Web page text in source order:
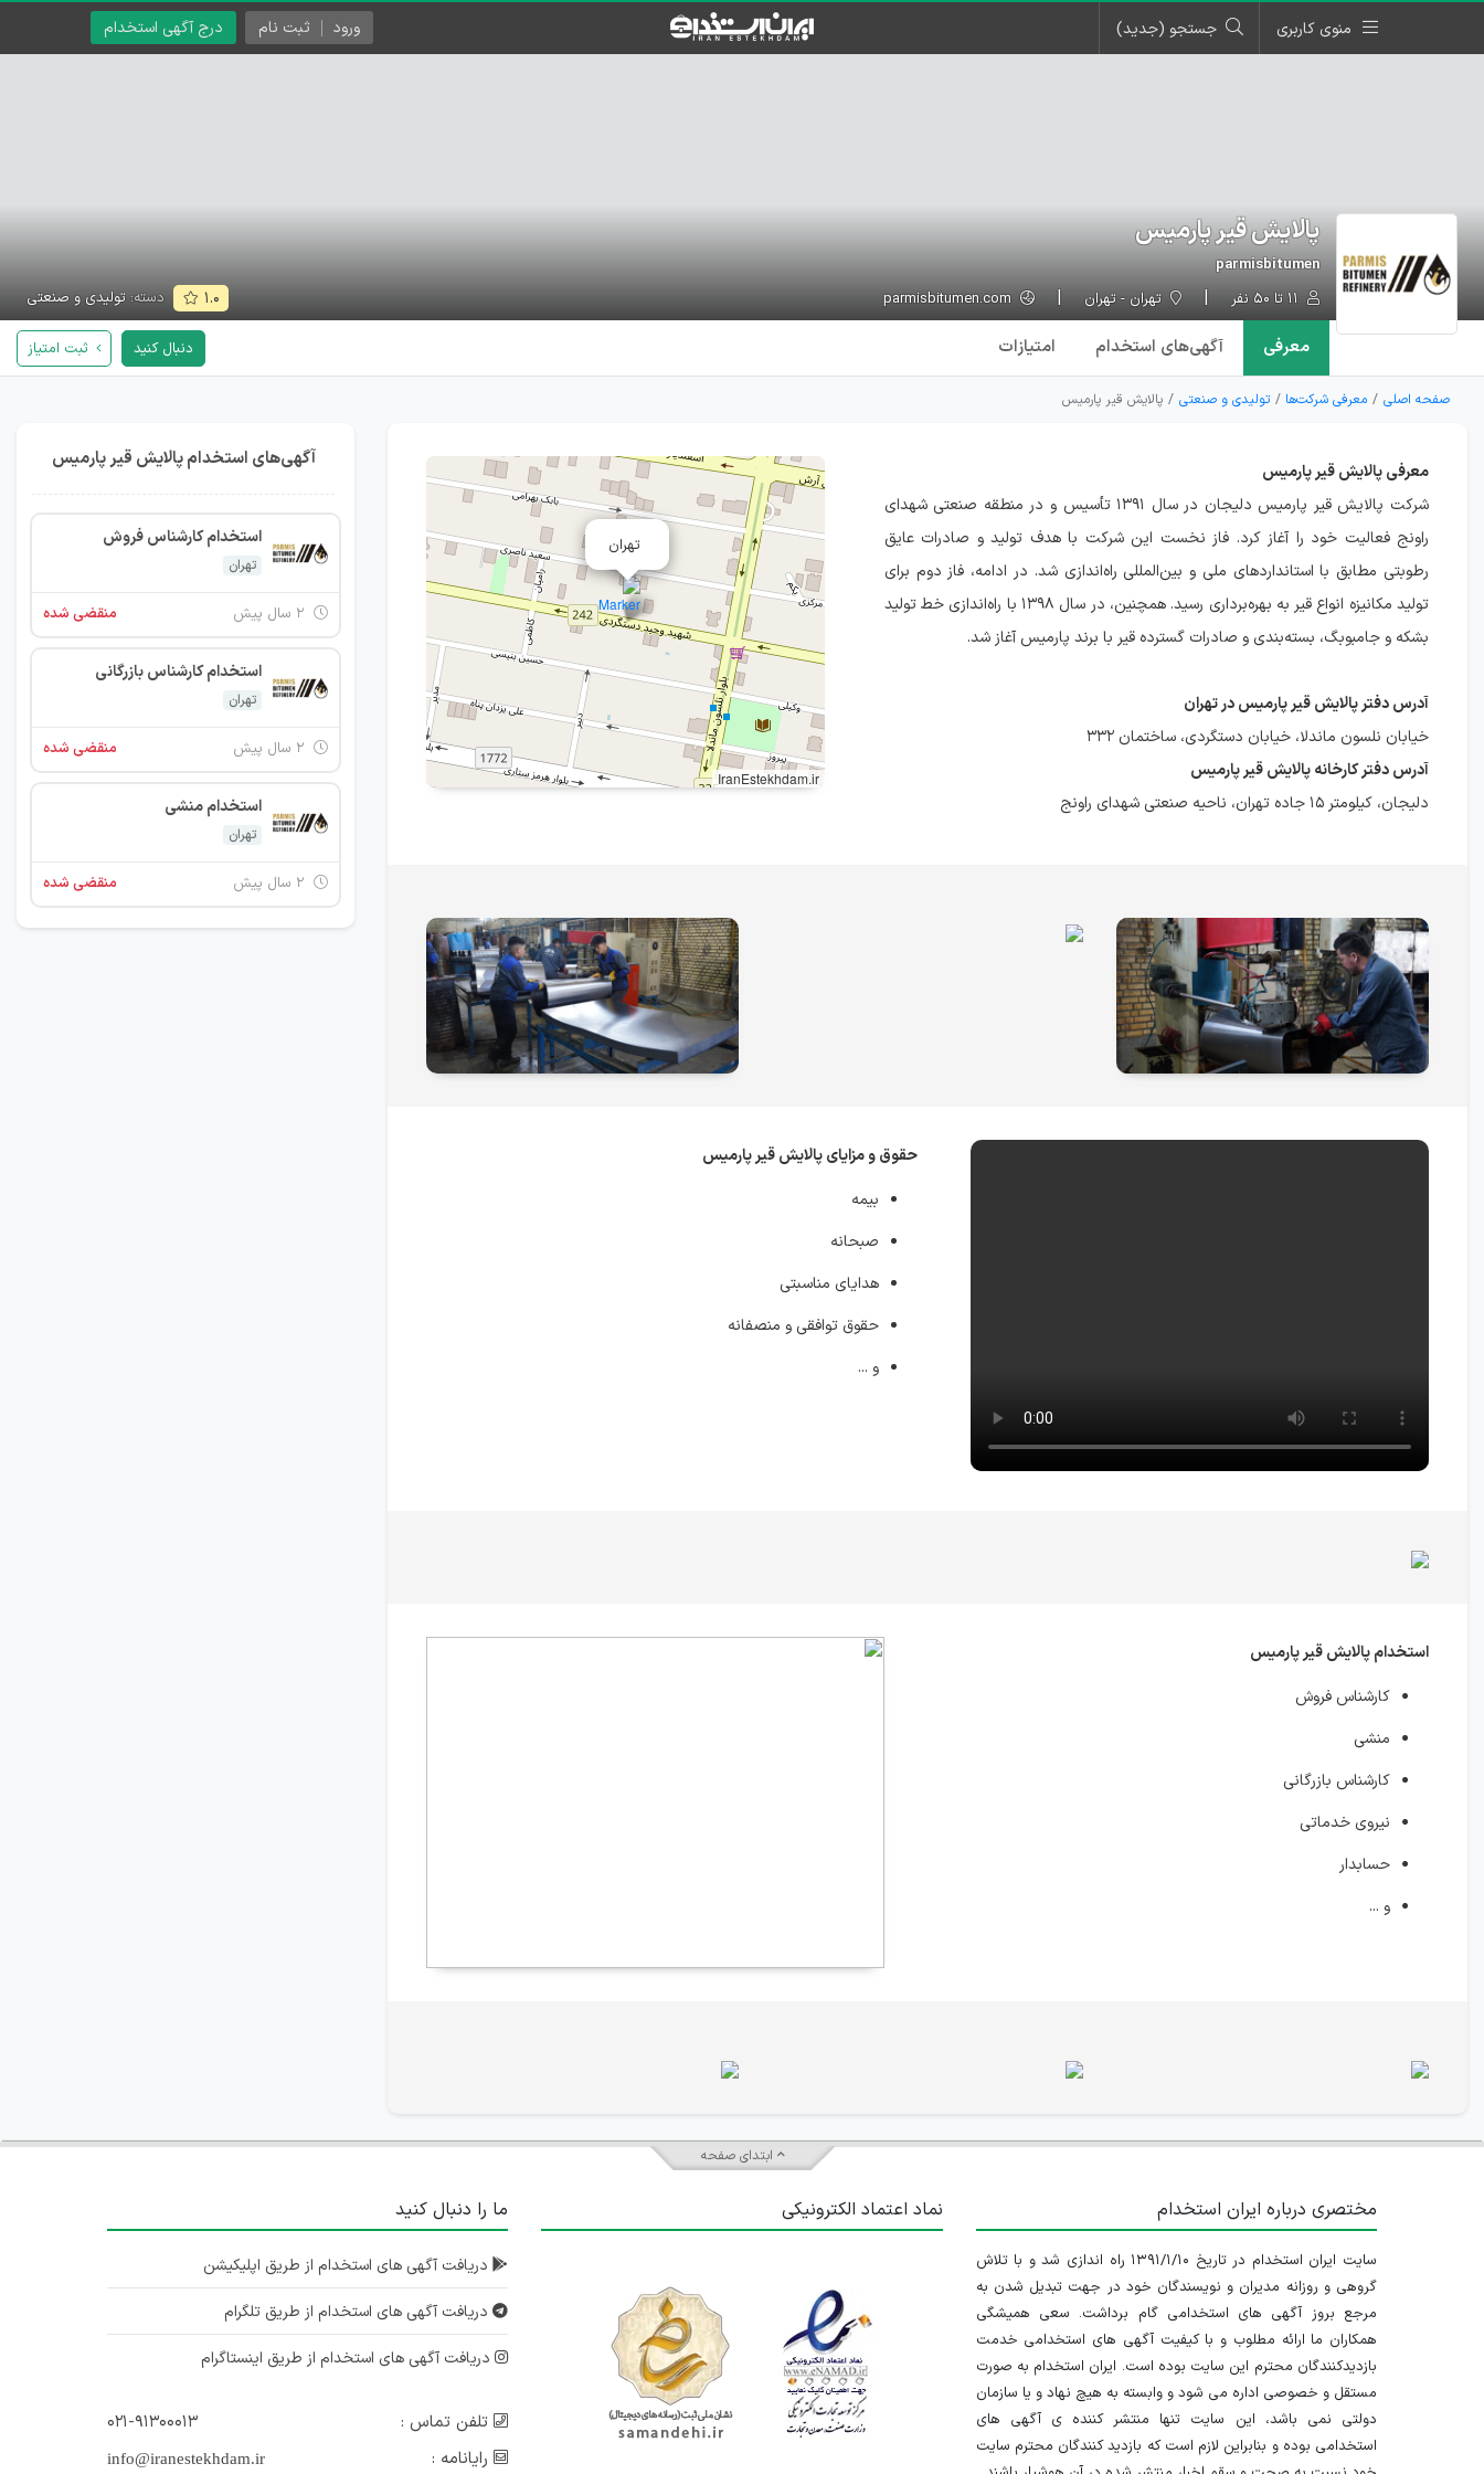
منوی کاربری جستجو (جدید) درج آگهی استخدام ورود ثبت نام
پالایش قیر پارمیس
parmisbitumen
تهران - تهران ۱.۰ دسته: تولیدی و صنعتی
معرفی آگهی‌های استخدام امتیازات دنبال کنید ثبت امتیاز
صفحه اصلی معرفی شرکت‌ها تولیدی و صنعتی پالایش قیر پارمیس
معرفی پالایش قیر پارمیس
شرکت پالایش قیر پارمیس دلیجان در سال ۱۳۹۱ تأسیس و در منطقه صنعتی شهدای
راونج فعالیت خود را آغاز کرد. فاز نخست این شرکت با هدف تولید و صادرات عایق
رطوبتی مطابق با استانداردهای ملی و بین‌المللی راه‌اندازی شد. در ادامه، فاز دوم برای
تولید مکانیزه انواع قیر به بهره‌برداری رسید. همچنین، در سال ۱۳۹۸ با راه‌اندازی خط تولید
بشکه و جامبوبگ، بسته‌بندی و صادرات گسترده قیر با برند پارمیس آغاز شد.
آدرس دفتر پالایش قیر پارمیس در تهران
خیابان نلسون ماندلا، خیابان دستگردی، ساختمان ۳۳۲
آدرس دفتر کارخانه پالایش قیر پارمیس
دلیجان، کیلومتر ۱۵ جاده تهران، ناحیه صنعتی شهدای راونج
تهران
IranEstekhdam.ir
حقوق و مزایای پالایش قیر پارمیس
بیمه
صبحانه
هدایای مناسبتی
حقوق توافقی و منصفانه
و ...
استخدام پالایش قیر پارمیس
کارشناس فروش
منشی
کارشناس بازرگانی
نیروی خدماتی
حسابدار
و ...
آگهی‌های استخدام پالایش قیر پارمیس
استخدام کارشناس فروش
تهران
منقضی شده
استخدام کارشناس بازرگانی
تهران
منقضی شده
استخدام منشی
تهران
منقضی شده
ابتدای صفحه
مختصری درباره ایران استخدام
سایت ایران استخدام در تاریخ ۱۳۹۱/۱/۱۰ راه اندازی شد و با تلاش
گروهی و روزانه مدیران و نویسندگان خود در جهت تبدیل شدن به
مرجع بروز آگهی های استخدامی گام برداشت. سعی همیشگی
همکاران ما ارائه مطلوب و با کیفیت آگهی های استخدامی خدمت
بازدیدکنندگان محترم این سایت بوده است. ایران استخدام به صورت
مستقل و خصوصی اداره می شود و وابسته به هیچ نهاد و یا سازمان
دولتی نمی باشد، این سایت تنها منتشر کننده ی آگهی های
استخدامی بوده و بنابراین لازم است که بازدید کنندگان محترم سایت
نماد اعتماد الکترونیکی ما را دنبال کنید
دریافت آگهی های استخدام از طریق اپلیکیشن
دریافت آگهی های استخدام از طریق تلگرام
دریافت آگهی های استخدام از طریق اینستاگرام
تلفن تماس :
۰۲۱-۹۱۳۰۰۰۱۳
رایانامه :
info@iranestekhdam.ir